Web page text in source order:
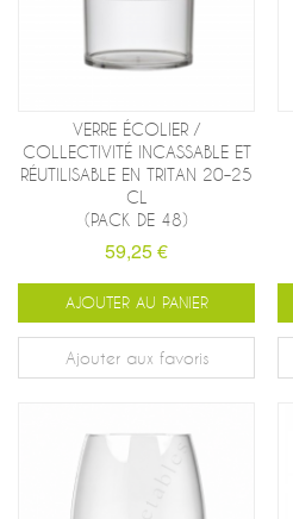
VERRE ÉCOLIER /
COLLECTIVITÉ INCASSABLE ET
RÉUTILISABLE EN TRITAN 20–25
CL
(PACK DE 48)
59,25 €
AJOUTER AU PANIER
Ajouter aux favoris